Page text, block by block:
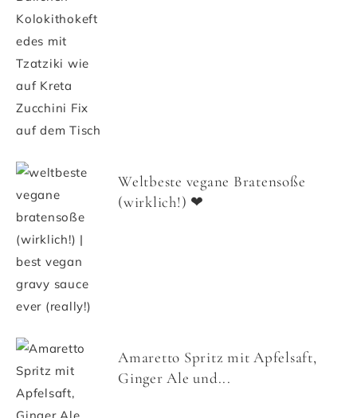
Weltbeste vegane Bratensoße
(wirklich!) ❤
Amaretto Spritz mit Apfelsaft,
Ginger Ale und...